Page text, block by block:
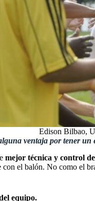
Edison Bilbao,
ventaja por tener un
mejor técnica y control
el balón. No como el
equipo.